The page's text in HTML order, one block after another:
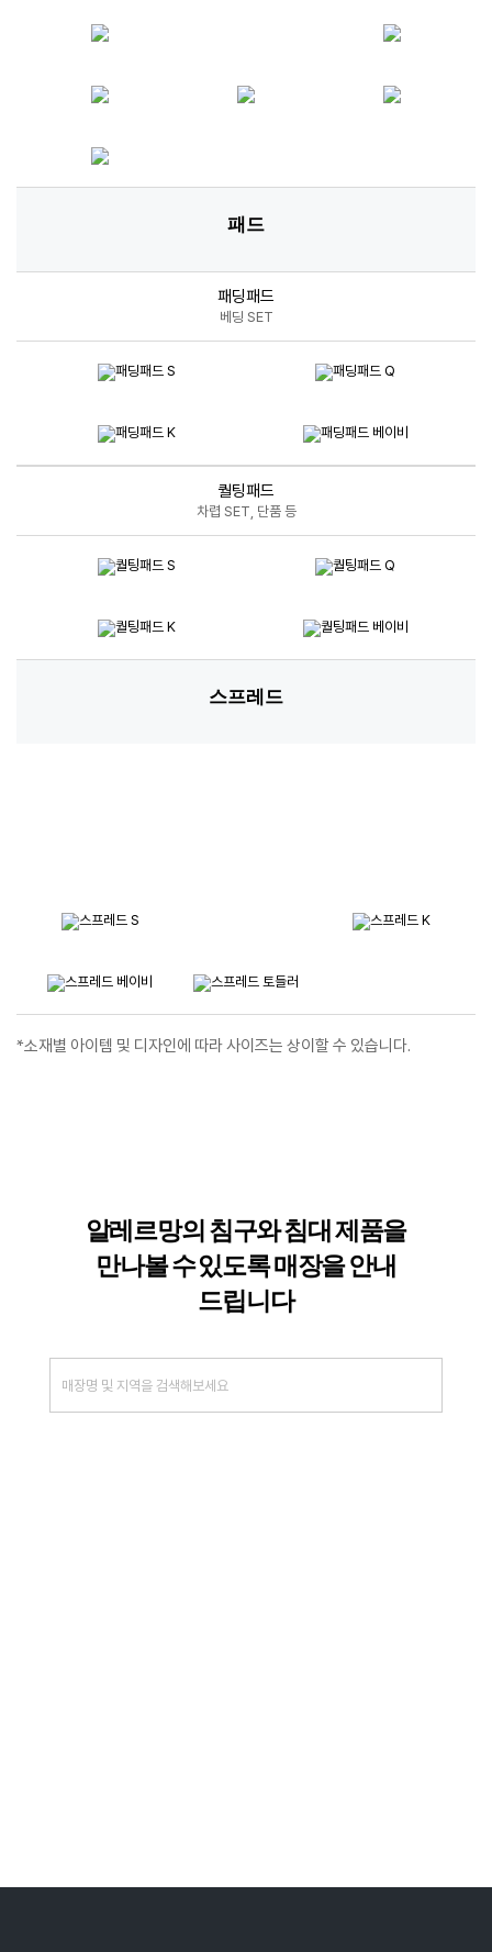
패드
패딩패드
베딩 SET
퀄팅패드
차렵 SET, 단품 등
스프레드
*소재별 아이템 및 디자인에 따라 사이즈는 상이할 수 있습니다.
알레르망의 침구와 침대 제품을
만나볼 수있도록 매장을 안내
드립니다